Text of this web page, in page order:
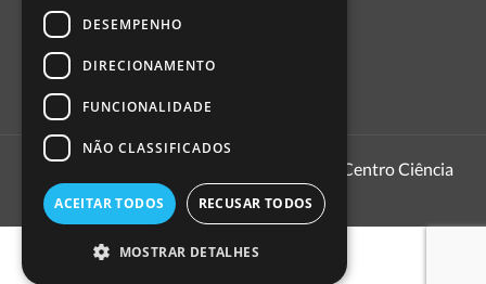
1999 - 2026
Pavilhão do Conhecimento | Centro Ciência
DESEMPENHO
DIRECIONAMENTO
FUNCIONALIDADE
NÃO CLASSIFICADOS
ACEITAR TODOS RECUSAR TODOS
MOSTRAR DETALHES